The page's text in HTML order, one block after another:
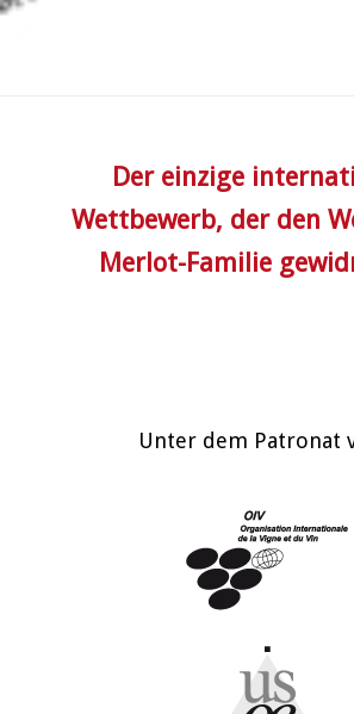
Der einzige
Wettbewerb, der den
Merlot-Familie
Unter dem Patronat